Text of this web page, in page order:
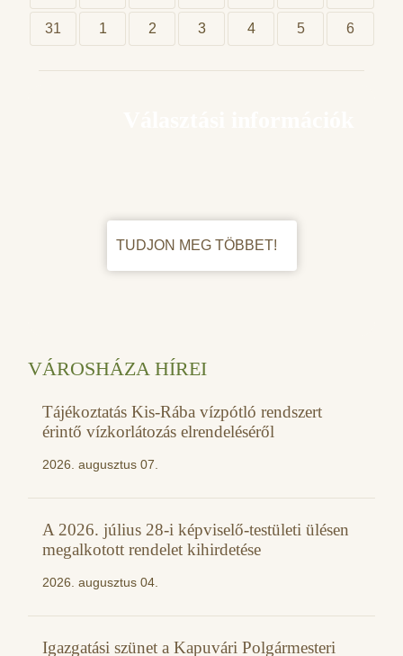
31 1 2 3 4 5 6
TUDJON MEG TÖBBET!
VÁROSHÁZA HÍREI
Tájékoztatás Kis-Rába vízpótló rendszert
érintő vízkorlátozás elrendeléséről
2026. augusztus 07.
A 2026. július 28-i képviselő-testületi ülésen
megalkotott rendelet kihirdetése
2026. augusztus 04.
Igazgatási szünet a Kapuvári Polgármesteri